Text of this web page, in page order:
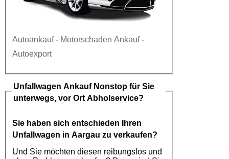
Autoankauf- Motorschaden Ankauf-
Autoexport
Unfallwagen AnkaufNonstop für Sie
unterwegs, vor Ort Abholservice?
Sie haben sich entschieden Ihren
Unfallwagen in Aargau zu verkaufen?
Und Sie möchten diesen reibungslos und